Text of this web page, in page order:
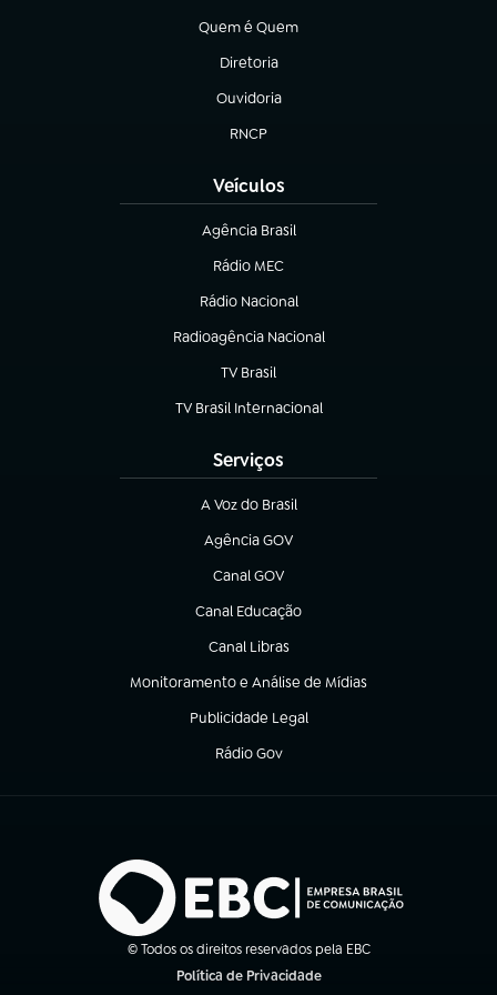
Quem é Quem
(abre em nova aba)
Diretoria
(abre em nova aba)
Ouvidoria
(abre em nova aba)
RNCP
(abre em nova aba)
Veículos
Agência Brasil
(abre em nova aba)
Rádio MEC
(abre em nova aba)
Rádio Nacional
Radioagência Nacional
(abre em nova aba)
TV Brasil
(abre em nova aba)
TV Brasil Internacional
(abre em nova aba)
Serviços
A Voz do Brasil
(abre em nova aba)
Agência GOV
(abre em nova aba)
Canal GOV
(abre em nova aba)
Canal Educação
(abre em nova aba)
Canal Libras
(abre em nova aba)
Monitoramento e Análise de Mídias
(abre em nova aba)
Publicidade Legal
(abre em nova aba)
Rádio Gov
(abre em nova aba)
© Todos os direitos reservados pela EBC
Política de Privacidade